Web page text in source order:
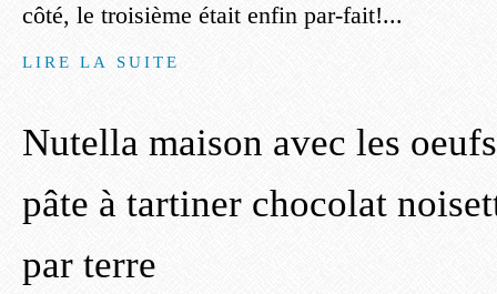
côté, le troisième était enfin par-fait!...
LIRE LA SUITE
Nutella maison avec les
pâte à tartiner chocolat
par terre